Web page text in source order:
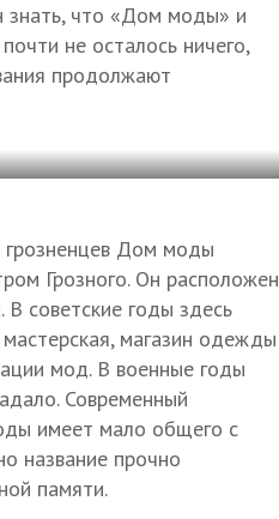
знать, что «Дом моды» и
не осталось ничего,
продолжают
грозненцев Дом моды
Грозного. Он расположен
В советские годы здесь
магазин одежды
мод. В военные годы
Современный
имеет мало общего с
название прочно
памяти.